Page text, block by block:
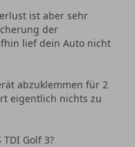
ist aber sehr
der
lief dein Auto nicht
abzuklemmen für 2
eigentlich nichts zu
Golf 3?